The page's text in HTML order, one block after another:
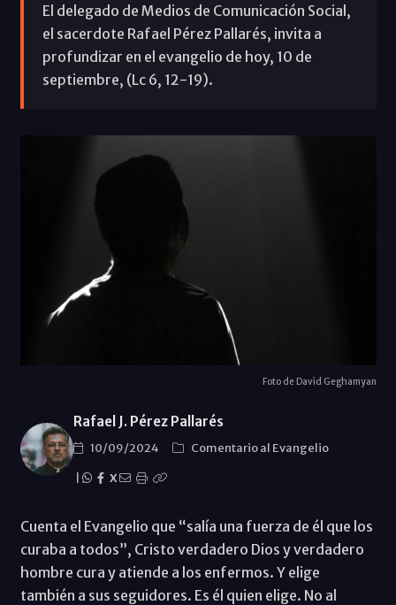
El delegado de Medios de Comunicación Social,
el sacerdote Rafael Pérez Pallarés, invita a
profundizar en el evangelio de hoy, 10 de
septiembre, (Lc 6, 12-19).
Foto de David Geghamyan
Rafael J. Pérez Pallarés
10/09/2024
Comentario al Evangelio
X
Cuenta el Evangelio que “salía una fuerza de él que los
curaba a todos”, Cristo verdadero Dios y verdadero
hombre cura y atiende a los enfermos. Y elige
también a sus seguidores. Es él quien elige. No al